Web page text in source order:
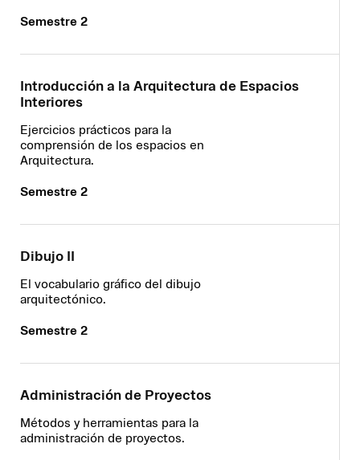
Semestre 2
Introducción a la Arquitectura de Espacios
Interiores
Ejercicios prácticos para la
comprensión de los espacios en
Arquitectura.
Semestre 2
Dibujo II
El vocabulario gráfico del dibujo
arquitectónico.
Semestre 2
Administración de Proyectos
Métodos y herramientas para la
administración de proyectos.